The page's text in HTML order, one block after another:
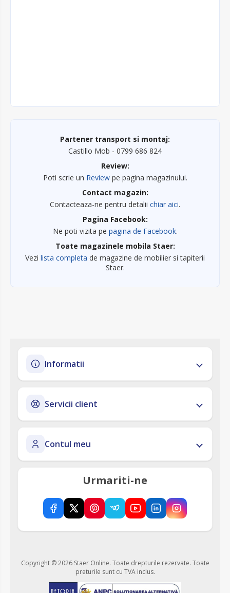
Partener transport si montaj:
Castillo Mob - 0799 686 824
Review:
Poti scrie un Reviewpe pagina magazinului.
Contact magazin:
Contacteaza-ne pentru detalii chiar aici.
Pagina Facebook:
Ne poti vizita pe pagina de Facebook.
Toate magazinele mobila Staer:
Vezi lista completa de magazine de mobilier si tapiterii
Staer.
Informatii
Servicii client
Contul meu
Urmariti-ne
Copyright © 2026 Staer Online. Toate drepturile rezervate. Toate
preturile sunt cu TVA inclus.